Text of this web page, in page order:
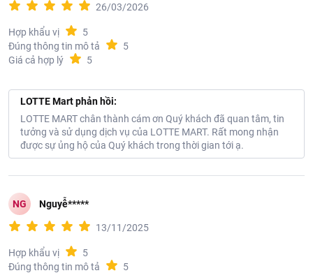
26/03/2026
Hợp khẩu vị
5
Đúng thông tin mô tả
5
Giá cả hợp lý
5
LOTTE Mart phản hồi:
LOTTE MART chân thành cám ơn Quý khách đã quan tâm, tin
tưởng và sử dụng dịch vụ của LOTTE MART. Rất mong nhận
được sự ủng hộ của Quý khách trong thời gian tới ạ.
NG Nguyễ*****
13/11/2025
Hợp khẩu vị
5
Đúng thông tin mô tả
5